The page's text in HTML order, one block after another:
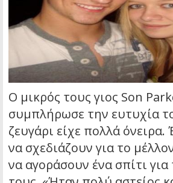
Ο μικρός τους γιος Son
συμπλήρωσε την ευτυχία
ζευγάρι είχε πολλά όνειρα.
να σχεδιάζουν για το
να αγοράσουν ένα σπίτι για